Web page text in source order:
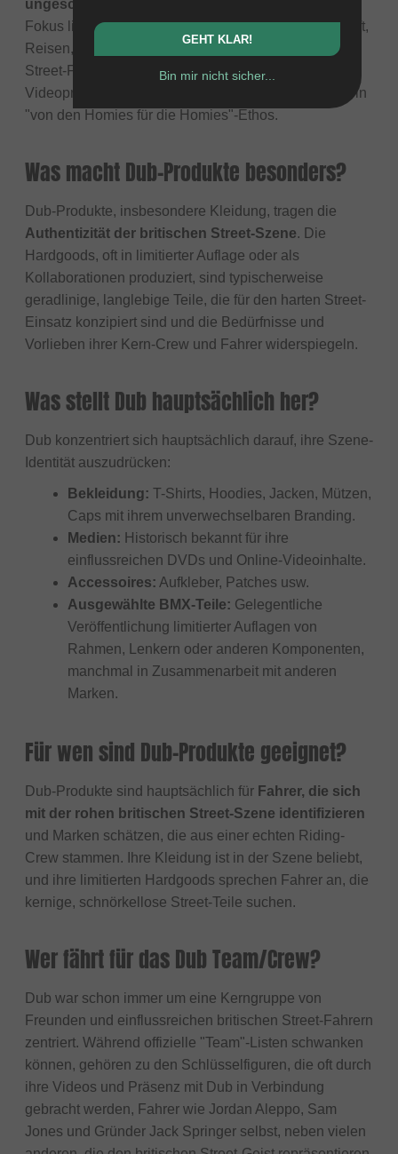
ungeschliffene britische Street-Riding-Kultur
Fokus liegt stark auf dem Crew-Aspekt – Freundschaft,
Reisen, Filmen und das Ausloten der Grenzen des
Street-Fahrens, oft hervorgehoben durch ihre
Videoprojekte und Fahrer-Spotlights. Es verkörpert ein
"von den Homies für die Homies"-Ethos.
Was macht Dub-Produkte besonders?
Dub-Produkte, insbesondere Kleidung, tragen die
Authentizität der britischen Street-Szene. Die
Hardgoods, oft in limitierter Auflage oder als
Kollaborationen produziert, sind typischerweise
geradlinige, langlebige Teile, die für den harten Street-
Einsatz konzipiert sind und die Bedürfnisse und
Vorlieben ihrer Kern-Crew und Fahrer widerspiegeln.
Was stellt Dub hauptsächlich her?
Dub konzentriert sich hauptsächlich darauf, ihre Szene-
Identität auszudrücken:
Bekleidung: T-Shirts, Hoodies, Jacken, Mützen,
Caps mit ihrem unverwechselbaren Branding.
Medien: Historisch bekannt für ihre
einflussreichen DVDs und Online-Videoinhalte.
Accessoires: Aufkleber, Patches usw.
Ausgewählte BMX-Teile: Gelegentliche
Veröffentlichung limitierter Auflagen von
Rahmen, Lenkern oder anderen Komponenten,
manchmal in Zusammenarbeit mit anderen
Marken.
Für wen sind Dub-Produkte geeignet?
Dub-Produkte sind hauptsächlich für Fahrer, die sich
mit der rohen britischen Street-Szene identifizieren
und Marken schätzen, die aus einer echten Riding-
Crew stammen. Ihre Kleidung ist in der Szene beliebt,
und ihre limitierten Hardgoods sprechen Fahrer an, die
kernige, schnörkellose Street-Teile suchen.
Wer fährt für das Dub Team/Crew?
Dub war schon immer um eine Kerngruppe von
Freunden und einflussreichen britischen Street-Fahrern
zentriert. Während offizielle "Team"-Listen schwanken
können, gehören zu den Schlüsselfiguren, die oft durch
ihre Videos und Präsenz mit Dub in Verbindung
gebracht werden, Fahrer wie Jordan Aleppo, Sam
Jones und Gründer Jack Springer selbst, neben vielen
GEHT KLAR!
Bin mir nicht sicher...